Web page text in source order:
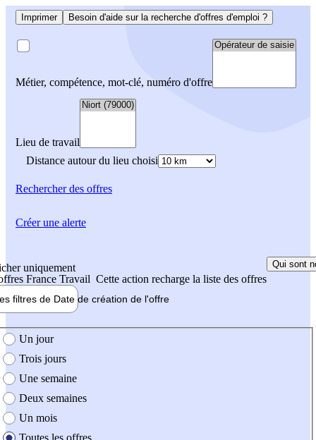
Imprimer Besoin d'aide sur la recherche d'offres d'emploi ?
Métier, compétence, mot-clé, numéro d'offre
Lieu de travail
Distance autour du lieu choisi
Rechercherdes offres
uniquement
France Travail Cette action recharge la liste des offres
Qui sont
filtres de Date de création de l'offre
création de l'offre
Un jour
Trois jours
Une semaine
Deux semaines
Un mois
Toutes les offres
Créer une alerte